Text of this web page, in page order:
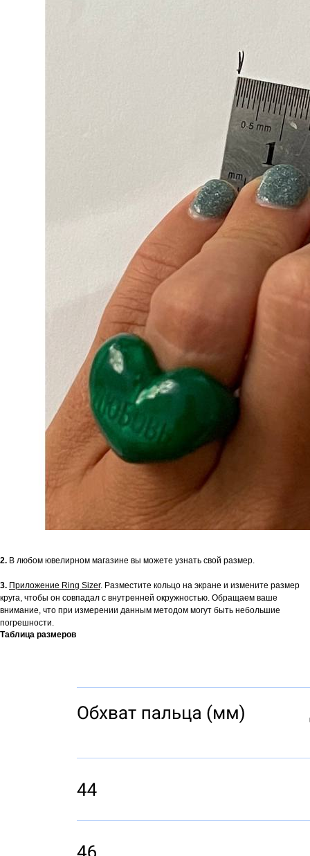
2. В любом ювелирном магазине вы можете узнать свой размер.
3. Приложение Ring Sizer. Разместите кольцо на экране и измените размер
круга, чтобы он совпадал с внутренней окружностью. Обращаем ваше
внимание, что при измерении данным методом могут быть небольшие
погрешности.
Таблица размеров